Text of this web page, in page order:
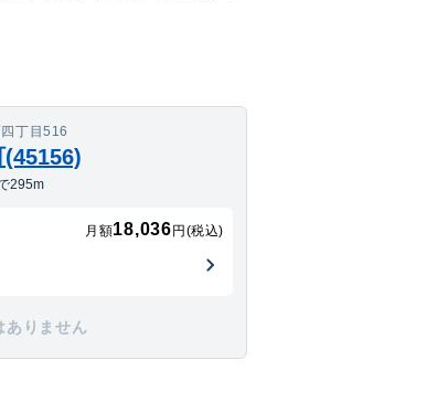
丁目516
295m
月額18,036 円(税込)
ありません